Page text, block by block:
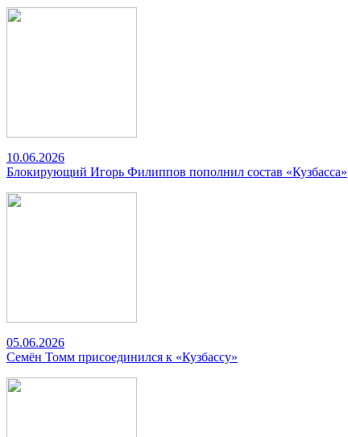
10.06.2026
Блокирующий Игорь Филиппов пополнил состав «Кузбасса»
05.06.2026
Семён Томм присоединился к «Кузбассу»